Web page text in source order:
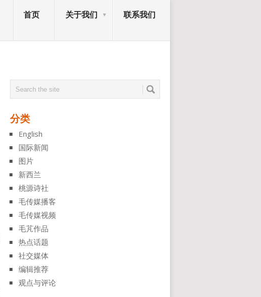
首页 关于我们 联系我们
分类
English
国际新闻
图片
新西兰
桃源诗社
毛传媒播客
毛传媒视频
毛芃作品
热点话题
社交媒体
编辑推荐
观点与评论